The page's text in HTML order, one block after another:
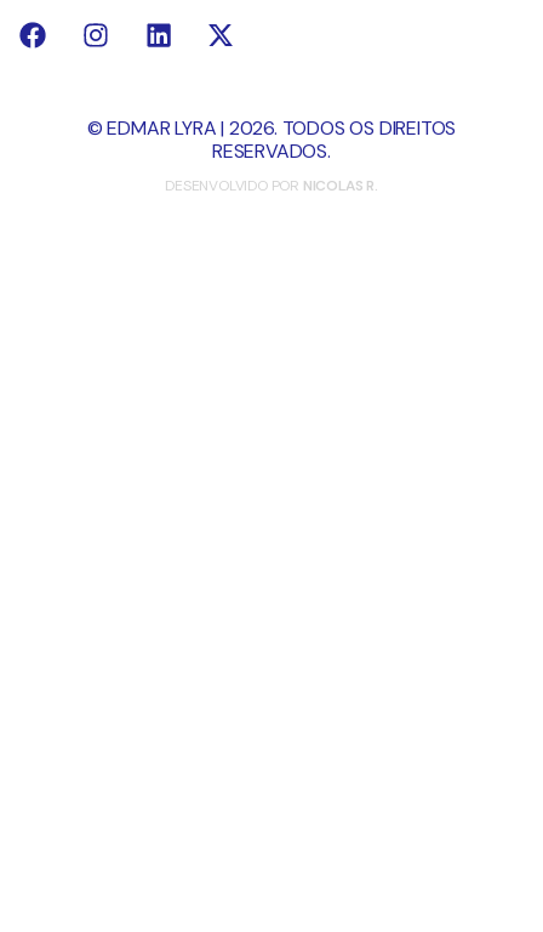
© EDMAR LYRA | 2026. TODOS OS DIREITOS
RESERVADOS.
DESENVOLVIDO POR NICOLAS R.